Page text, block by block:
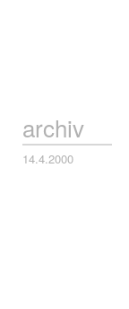
archiv
14.4.2000